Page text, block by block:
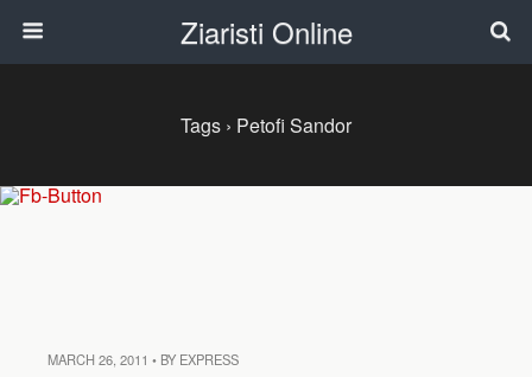
Ziaristi Online
Tags › Petofi Sandor
MARCH 26, 2011 • BY EXPRESS